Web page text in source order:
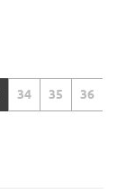
34 35 36